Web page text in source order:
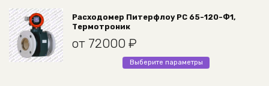
на
имеет
можно
Расходомер Питерфлоу РС 65-120-Ф1,
Термотроник
от 72000 ₽
Выберите параметры
Этот